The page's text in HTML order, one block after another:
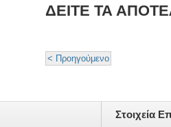
ΔΕΙΤΕ ΤΑ
< Προηγούμενο
Στοιχεία